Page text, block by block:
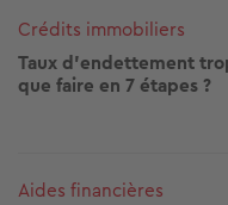
Crédits immobiliers
Taux d’endettement
que faire en 7 étapes ?
Aides financières